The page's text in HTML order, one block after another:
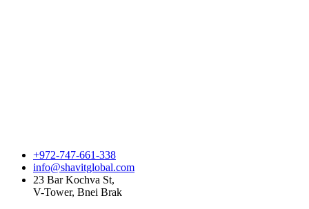
+972-747-661-338
info@shavitglobal.com
23 Bar Kochva St,
V-Tower, Bnei Brak